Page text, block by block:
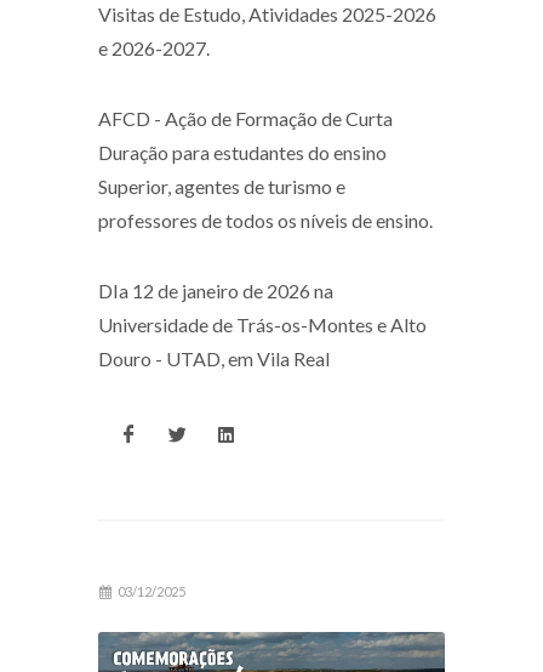
Visitas de Estudo, Atividades 2025-2026
e 2026-2027.
AFCD - Ação de Formação de Curta
Duração para estudantes do ensino
Superior, agentes de turismo e
professores de todos os níveis de ensino.
DIa 12 de janeiro de 2026 na
Universidade de Trás-os-Montes e Alto
Douro - UTAD, em Vila Real
03/12/2025